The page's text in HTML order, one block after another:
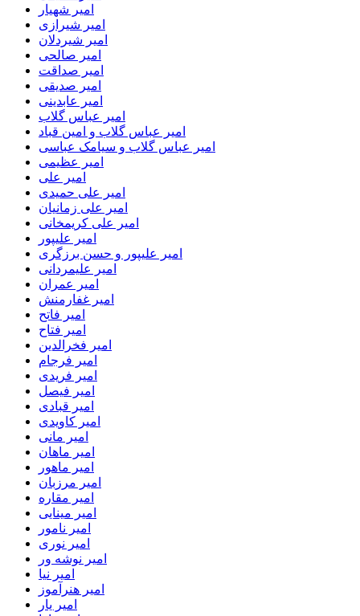
امیر شهیار
امیر شیرازی
امیر شیردلان
امیر صالحی
امیر صداقت
امیر صدیقی
امیر عابدینی
امیر عباس گلاب
امیر عباس گلاب و امین قباد
امیر عباس گلاب و سیامک عباسی
امیر عظیمی
امیر علی
امیر علی حمیدی
امیر علی زمانیان
امیر علی کریمخانی
امیر علیپور
امیر علیپور و حسن برزگری
امیر علیمردانی
امیر عمران
امیر غفارمنش
امیر فاتح
امیر فتاح
امیر فخرالدین
امیر فرجام
امیر فریدی
امیر فیصل
امیر قبادی
امیر کاویدی
امیر مانی
امیر ماهان
امیر ماهور
امیر مرزبان
امیر مقاره
امیر مینایی
امیر نامور
امیر نوری
امیر نوشه ور
امیر نیا
امیر هنرآموز
امیر یار